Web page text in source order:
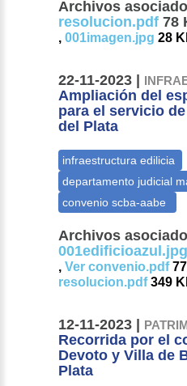
Archivos
resolucion.pdf 78
,001imagen.jpg 28
22-11-2023 |
Ampliación del
para el servicio
del Plata
Archivos
001edificioazul.jpg
,Ver convenio.pdf
resolucion.pdf349
12-11-2023 |
Recorrida por el
Devoto y Villa de
Plata